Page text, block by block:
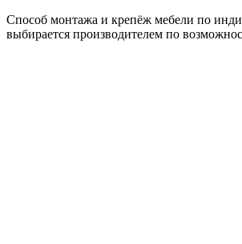
Способ монтажа и крепёж мебели по
выбирается производителем по